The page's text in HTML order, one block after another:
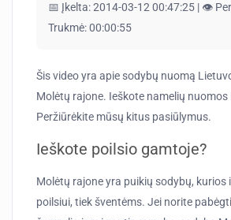
📅 Įkelta:2014-03-12 00:47:25 | 👁️
Trukmė:00:00:55
Šis video yra apie sodybų nuomą
Molėtų rajone. Ieškote namelių nuomos
Peržiūrėkite mūsų kitus pasiūlymus.
Ieškote poilsio gamtoje?
Molėtų rajone yra puikių sodybų, kurios
poilsiui, tiek šventėms. Jei norite